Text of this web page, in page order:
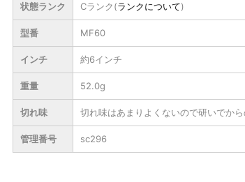
状態ランク Cランク(ランクについて)
型番 MF60
インチ 約6インチ
重量 52.0g
切れ味 切れ味はあまりよくないので研いでから
管理番号 sc296